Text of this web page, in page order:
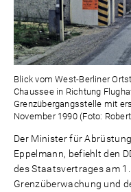
Blick vom West-Berliner
Chaussee in Richtung
Grenzübergangsstelle mit
November 1990 (Foto:
Der Minister für
Eppelmann, befiehlt den
des Staatsvertrages am
Grenzüberwachung und